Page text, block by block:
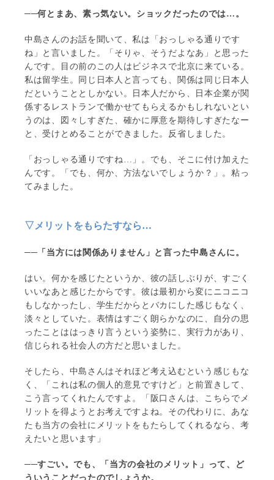
──何とまあ、素っ気ない。ショックだったのでは…。
中島さんのお話を聞いて、私は「おっしゃる通りです
ね」と言いました。「そりゃ、そうだよなあ」と思った
んです。目の前のこの人はビジネスで北京に来ている。
私は留学生。同じ日本人と言っても、関係は同じ日本人
だということとしかない。日本人だから、日本企業が関
係するレストランで働かせてもらえるかもしれないとい
うのは、図々しすぎた、確かに厚意を期待しすぎたなー
と、受けとめることができました。反省しました。
「おっしゃる通りですね…」。でも、そこに付け加えた
んです。「でも、何か、方法ないでしょうか？」。粘っ
てみました。
▽メリットをもらたすなら…
──「当方には関係ありません」と言った中島さんに。
はい。何かを感じたというか、彼の話しぶりが、すごく
いいなあと感じたからです。彼は最初から変にニコニコ
もしなかったし、学生だからとバカにした感じもなく、
淡々としていた。表情はすごく朗らかなのに、自分の思
ったことははっきり言うという姿勢に、実行力があり、
信じられる社会人の方だと思いました。
そしたら、中島さんはそれほど考え込むという感じもな
く、「これは私の個人的意見ですけど」と前置きして、
こう言ってくれたんですよ。「阪口さんは、こちらでメ
リットを得ようとお考えですよね。その代わりに、あな
たも当方の会社にメリットをもたらしてくれるなら、考
えたいと思います」
──すごい。でも、「当方の会社のメリット」って、ど
ういうことだったのでしょうか。